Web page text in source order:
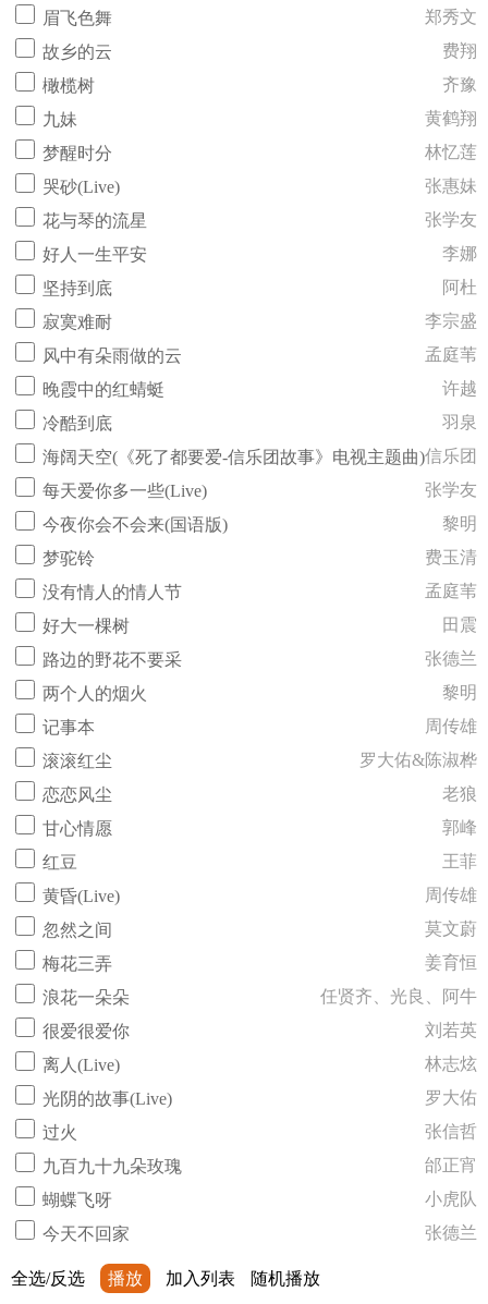
眉飞色舞
郑秀文
故乡的云
费翔
橄榄树
齐豫
九妹
黄鹤翔
梦醒时分
林忆莲
哭砂(Live)
张惠妹
花与琴的流星
张学友
好人一生平安
李娜
坚持到底
阿杜
寂寞难耐
李宗盛
风中有朵雨做的云
孟庭苇
晚霞中的红蜻蜓
许越
冷酷到底
羽泉
海阔天空(《死了都要爱-信乐团故事》电视主题曲)信乐团
每天爱你多一些(Live)
张学友
今夜你会不会来(国语版)
黎明
梦驼铃
费玉清
没有情人的情人节
孟庭苇
好大一棵树
田震
路边的野花不要采
张德兰
两个人的烟火
黎明
记事本
周传雄
滚滚红尘
罗大佑&陈淑桦
恋恋风尘
老狼
甘心情愿
郭峰
红豆
王菲
黄昏(Live)
周传雄
忽然之间
莫文蔚
梅花三弄
姜育恒
浪花一朵朵
任贤齐、光良、阿牛
很爱很爱你
刘若英
离人(Live)
林志炫
光阴的故事(Live)
罗大佑
过火
张信哲
九百九十九朵玫瑰
邰正宵
蝴蝶飞呀
小虎队
今天不回家
张德兰
全选/反选 播放 加入列表 随机播放